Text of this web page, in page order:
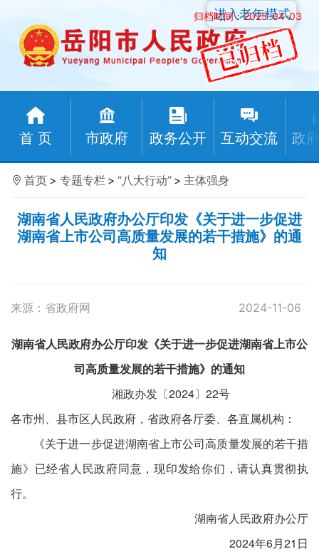
归档时间：2025-04-03
首 页 市政府 政务公开 互动交流 政
进入老年模式
首页 > 专题专栏 > “八大行动” > 主体强身
湖南省人民政府办公厅印发《关于进一步促进
湖南省上市公司高质量发展的若干措施》的通
知
来源：省政府网 2024-11-06
湖南省人民政府办公厅印发《关于进一步促进湖南省上市公
司高质量发展的若干措施》的通知
湘政办发〔2024〕22号
各市​州、县市区人民政府，省政府各厅委、各直属机构：
《关于进一步促进湖南省上市公司高质量发展的若干措
施》已经省人民政府同意，现印发给你们，请认真贯彻执
行。
湖南省人民政府办公厅
2024年6月21日